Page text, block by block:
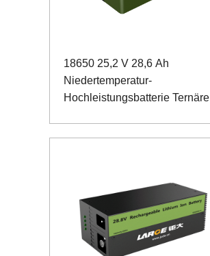
18650 25,2 V 28,6 Ah
Niedertemperatur-
Hochleistungsbatterie Ternäre